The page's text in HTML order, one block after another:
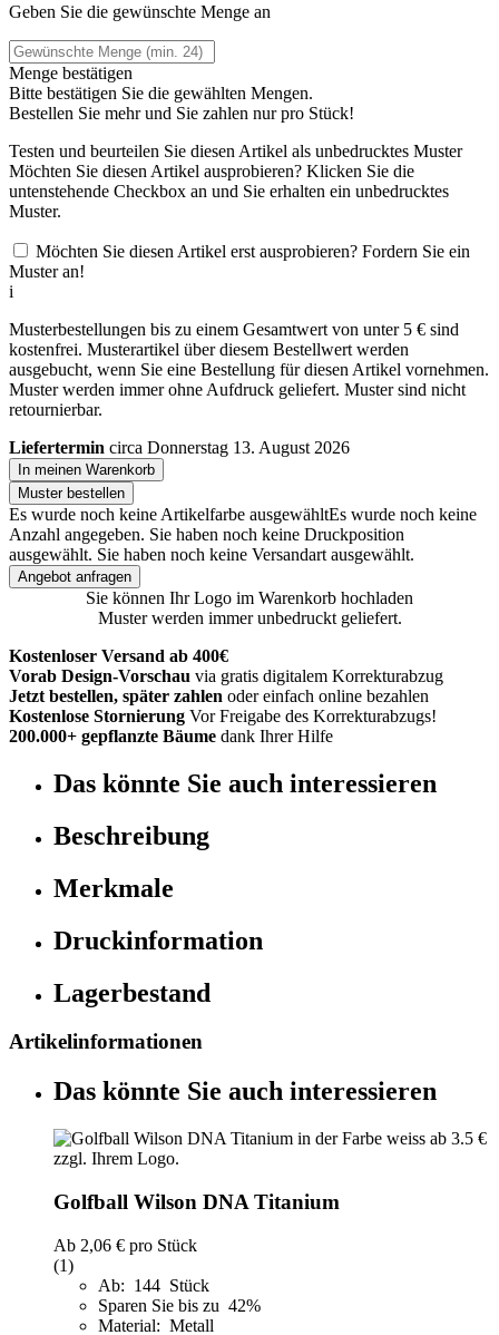
Geben Sie die gewünschte Menge an
Menge bestätigen
Bitte bestätigen Sie die gewählten Mengen.
Bestellen Sie mehr und Sie zahlen nurpro Stück!
Testen und beurteilen Sie diesen Artikel als unbedrucktes Muster
Möchten Sie diesen Artikel ausprobieren? Klicken Sie die
untenstehende Checkbox an und Sie erhalten ein unbedrucktes
Muster.
Möchten Sie diesen Artikel erst ausprobieren? Fordern Sie ein
Muster an!
i
Musterbestellungen bis zu einem Gesamtwert von unter 5 € sind
kostenfrei. Musterartikel über diesem Bestellwert werden
ausgebucht, wenn Sie eine Bestellung für diesen Artikel vornehmen.
Muster werden immer ohne Aufdruck geliefert. Muster sind nicht
retournierbar.
Liefertermin circa Donnerstag 13. August 2026
In meinen Warenkorb
Muster bestellen
Es wurde noch keine Artikelfarbe ausgewähltEs wurde noch keine
Anzahl angegeben. Sie haben noch keine Druckposition
ausgewählt. Sie haben noch keine Versandart ausgewählt.
Angebot anfragen
Sie können Ihr Logo im Warenkorb hochladen
Muster werden immer unbedruckt geliefert.
Kostenloser Versand ab 400€
Vorab Design-Vorschau via gratis digitalem Korrekturabzug
Jetzt bestellen, später zahlen oder einfach online bezahlen
Kostenlose Stornierung Vor Freigabe des Korrekturabzugs!
200.000+ gepflanzte Bäume dank Ihrer Hilfe
Das könnte Sie auch interessieren
Beschreibung
Merkmale
Druckinformation
Lagerbestand
Artikelinformationen
Das könnte Sie auch interessieren
Golfball Wilson DNA Titanium
Ab 2,06 € pro Stück
(1)
Ab: 144 Stück
Sparen Sie bis zu 42%
Material: Metall